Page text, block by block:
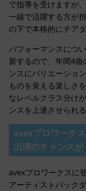
で指導を受けますが
一線で活躍する方が
の下で本格的にチア
パフォーマンスにつ
新するので、年間4
ンスにバリエーショ
ものを覚える楽しさ
なレベルクラス分け
ンスを上達させられ
avexプロワーク
出演のチャンスが
avexプロワークスに
アーティストバック